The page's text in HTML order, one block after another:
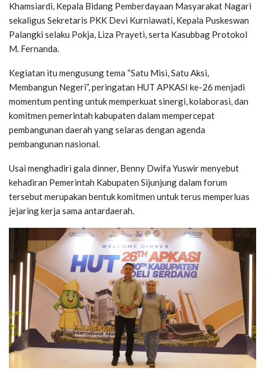
Khamsiardi, Kepala Bidang Pemberdayaan Masyarakat Nagari
sekaligus Sekretaris PKK Devi Kurniawati, Kepala Puskeswan
Palangki selaku Pokja, Liza Prayeti, serta Kasubbag Protokol
M. Fernanda.
Kegiatan itu mengusung tema “Satu Misi, Satu Aksi,
Membangun Negeri”, peringatan HUT APKASI ke-26 menjadi
momentum penting untuk memperkuat sinergi, kolaborasi, dan
komitmen pemerintah kabupaten dalam mempercepat
pembangunan daerah yang selaras dengan agenda
pembangunan nasional.
Usai menghadiri gala dinner, Benny Dwifa Yuswir menyebut
kehadiran Pemerintah Kabupaten Sijunjung dalam forum
tersebut merupakan bentuk komitmen untuk terus memperluas
jejaring kerja sama antardaerah.